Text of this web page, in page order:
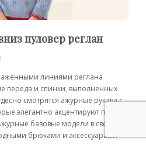
пуловер реглан
линиями реглана
переда и спинки, выполненных
смотрятся ажурные рукава с
элегантно акцентируют плечи.
базовые модели в светло-
брюками и аксессуарами